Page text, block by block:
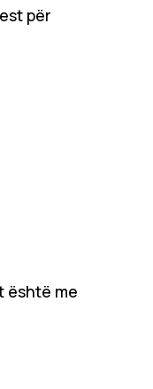
për
është me